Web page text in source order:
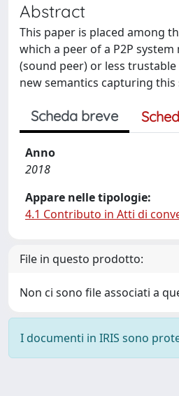
Abstract
This paper is placed among
which a peer of a P2P
(sound peer) or less
new semantics capturing this
Scheda breve
Anno
2018
Appare nelle tipologie:
4.1 Contributo in Atti di
File in questo prodotto:
Non ci sono file associati a
I documenti in IRIS sono